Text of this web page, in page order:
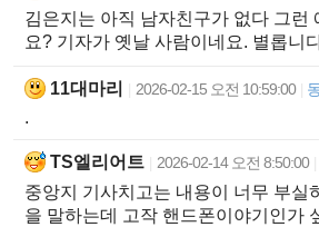
김은지는 아직 남자친구가 없다 그런
요? 기자가 옛날 사람이네요. 별롭니
11대마리 2026-02-15 오전 10:59:00
.
TS엘리어트 2026-02-14 오전 8:50:00
중앙지 기사치고는 내용이 너무 부실
을 말하는데 고작 핸드폰이야기인가